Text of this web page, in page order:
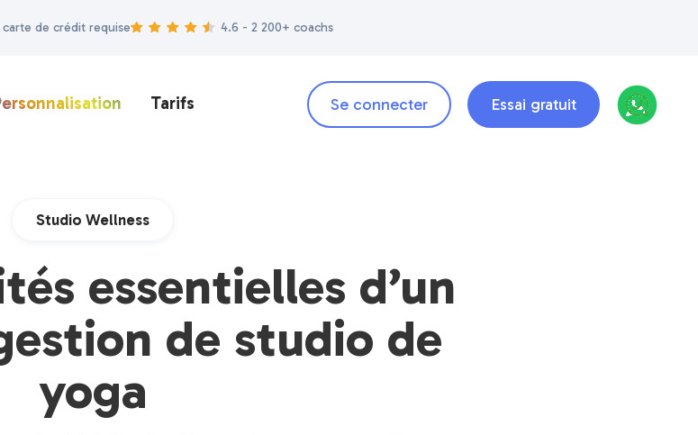
de crédit requise 4.6 - 2 200+ coachs
Tarifs Se connecter Essai gratuit
Studio Wellness
essentielles d’un
de studio de
yoga